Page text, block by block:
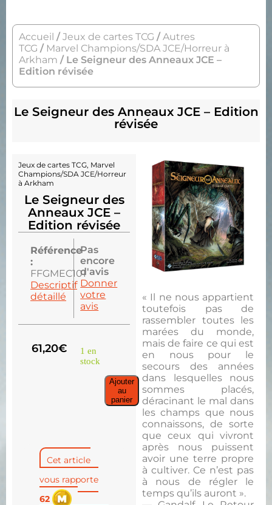
Accueil /Jeux de cartes TCG /Autres
TCG / Marvel Champions/SDA JCE/Horreur à
Arkham / Le Seigneur des Anneaux JCE –
Edition révisée
Le Seigneur des Anneaux JCE – Edition
révisée
« Il ne nous appartient
toutefois pas de
rassembler toutes les
marées du monde,
mais de faire ce qui est
en nous pour le
secours des années
dans lesquelles nous
sommes placés,
déracinant le mal dans
les champs que nous
connaissons, de sorte
que ceux qui vivront
après nous puissent
avoir une terre propre
à cultiver. Ce n’est pas
à nous de régler le
temps qu’ils auront ».
Jeux de cartes TCG, Marvel
Champions/SDA JCE/Horreur
à Arkham
Le Seigneur des
Anneaux JCE –
Edition révisée
Référence
:
FFGMEC101
Descriptif
détaillé
Pas
encore
d'avis
Donner
votre
avis
61,20€
1 en
stock
Ajouter
au
panier
Cet article
vous rapporte
62